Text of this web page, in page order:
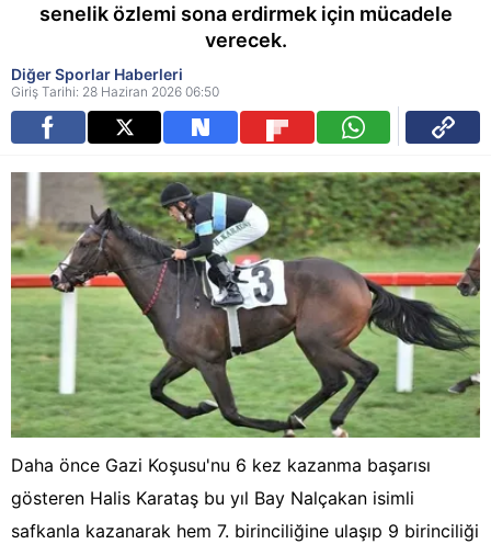
senelik özlemi sona erdirmek için mücadele
verecek.
Diğer Sporlar Haberleri
Giriş Tarihi: 28 Haziran 2026 06:50
Daha önce Gazi Koşusu'nu 6 kez kazanma başarısı
gösteren Halis Karataş bu yıl Bay Nalçakan isimli
safkanla kazanarak hem 7. birinciliğine ulaşıp 9 birinciliği